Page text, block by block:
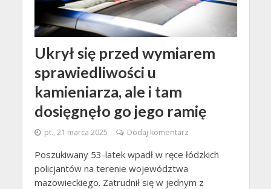
Ukrył się przed wymiarem
sprawiedliwości u
kamieniarza, ale i tam
dosięgnęło go jego ramię
pt., 21 marca 2025 Dodaj komentarz
Poszukiwany 53-latek wpadł w ręce łódzkich
policjantów na terenie województwa
mazowieckiego. Zatrudnił się w jednym z